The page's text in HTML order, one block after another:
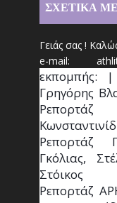
ΣΧΕΤΙΚΑ
Γειάς σας !
e-mail: athl
εκπομπής: |
Γρηγόρης
Ρεπορτάζ
Γκόλιας,
Στόικος
Ρεπορτάζ